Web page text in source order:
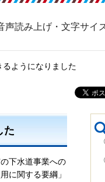
声読み上げ・文字サイ
ようになりました
た
下水道事業への
に関する要綱」